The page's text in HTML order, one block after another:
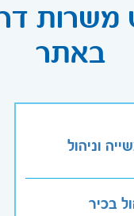
משרות
באתר
וניהול
בכיר